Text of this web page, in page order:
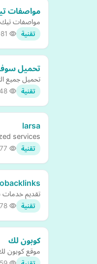
مواصفات
مواصفات
تقنية
تحميل
تحميل جميع
تقنية
larsa
services
تقنية
تقديم خدمات
تقنية
كوبون لك
موقع كوبون